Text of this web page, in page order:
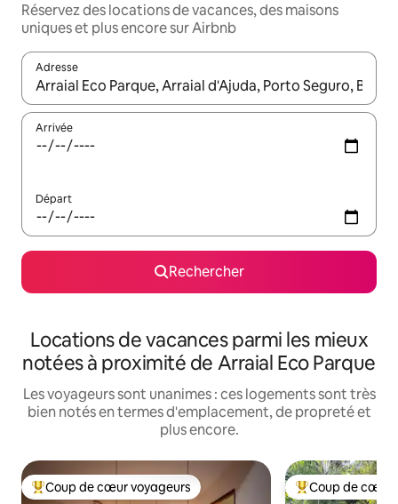
Réservez des locations de vacances, des maisons
uniques et plus encore sur Airbnb
Adresse
Lorsque les résultats s'affichent, utilisez les flèches vers le
Arrivée
Départ
Rechercher
Locations de vacances parmi les mieux
notées à proximité de Arraial Eco Parque
Les voyageurs sont unanimes : ces logements sont très
bien notés en termes d'emplacement, de propreté et
plus encore.
Coups de cœur voyageurs les plus appréciés
Coup de cœur voyageurs Coups de cœur
Coup de cœur